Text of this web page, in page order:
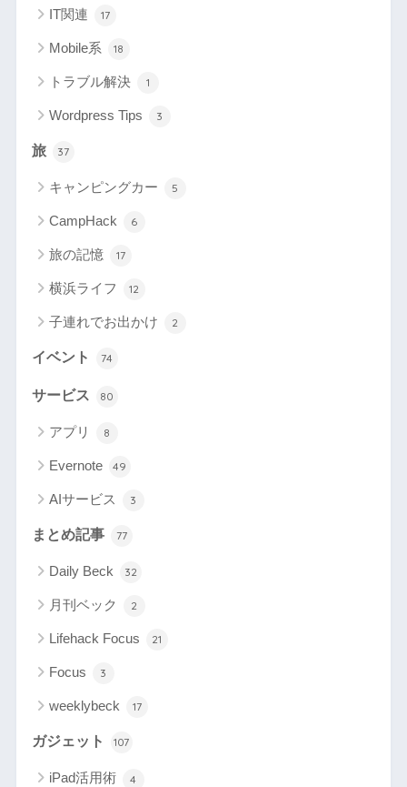
IT関連 17
Mobile系 18
トラブル解決 1
Wordpress Tips 3
旅 37
キャンピングカー 5
CampHack 6
旅の記憶 17
横浜ライフ 12
子連れでお出かけ 2
イベント 74
サービス 80
アプリ 8
Evernote 49
AIサービス 3
まとめ記事 77
Daily Beck 32
月刊ベック 2
Lifehack Focus 21
Focus 3
weeklybeck 17
ガジェット 107
iPad活用術 4